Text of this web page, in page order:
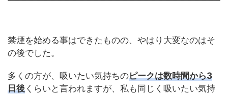
禁煙を始める事はできたものの、やはり大変なのはそ
の後でした。
多くの方が、吸いたい気持ちのピークは数時間から3
日後 くらいと言われますが、私も同じく吸いたい気持